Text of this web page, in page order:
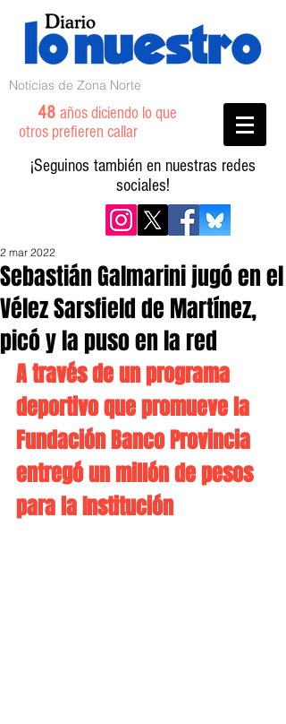
Noticias de Zona Norte
48 años diciendo lo que
otros prefieren callar
¡Seguinos también en nuestras redes
sociales!
Sebastián Galmarini jugó en el
Vélez Sarsfield de Martínez,
picó y la puso en la red
2 mar 2022
A través de un programa
deportivo que promueve la
Fundación Banco Provincia
entregó un millón de pesos
para la Institución